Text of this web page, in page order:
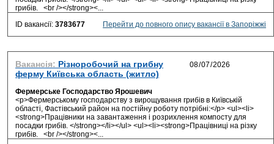
грибів. <br /></strong><...
ID вакансії: 3783677 Перейти до повного опису вакансії в Запоріжжі
Вакансія: Різноробочий на грибну
ферму Київська область (житло)
Фермерське Господарство Ярошевич
<p>Фермерському господарству з вирощування грибів в Київській
області, Фастівський район на постійну роботу потрібні:</p> <ul><li>
<strong>Працівники на завантаження і розрихлення компосту для
посадки грибів. </strong></li></ul> <ul><li><strong>Працівниці на різку
грибів. <br /></strong><...